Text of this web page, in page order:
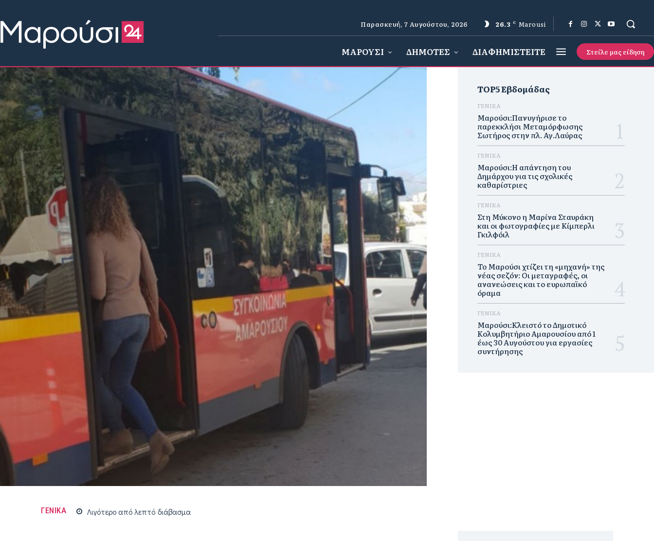
Παρασκευή, 7 Αυγούστου, 2026 26.3 C Marousi
ΜΑΡΟΥΣΙ ΔΗΜΟΤΕΣ ΔΙΑΦΗΜΙΣΤΕΙΤΕ Στείλε μας είδηση
ΓΕΝΙΚΑ Λιγότερο απόλεπτό διάβασμα
TOP5 Εβδομάδας
ΓΕΝΙΚΑ
Μαρούσι:Πανυγήρισε το
παρεκκλήσι Μεταμόρφωσης
Σωτήρος στην πλ. Αγ.Λαύρας
ΓΕΝΙΚΑ
Μαρούσι:Η απάντηση του
Δημάρχου για τις σχολικές
καθαρίστριες
ΓΕΝΙΚΑ
Στη Μύκονο η Μαρίνα Σταυράκη
και οι φωτογραφίες με Κίμπερλι
Γκιλφόιλ
ΓΕΝΙΚΑ
Το Μαρούσι χτίζει τη «μηχανή» της
νέας σεζόν: Οι μεταγραφές, οι
ανανεώσεις και το ευρωπαϊκό
όραμα
ΓΕΝΙΚΑ
Μαρούσι:Κλειστό το Δημοτικό
Κολυμβητήριο Αμαρουσίου από 1
έως 30 Αυγούστου για εργασίες
συντήρησης